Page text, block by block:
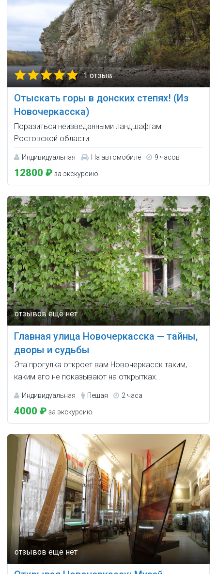
1 отзыв
Отыскать горы в донских степях! (Из
Новочеркасска)
Поразиться неизведанными ландшафтам
Ростовской области.
Индивидуальная На автомобиле 9 часов
12800 ₽ за экскурсию
Главная улица Новочеркасска — тайны,
дворы и судьбы
Эта прогулка откроет вам Новочеркасск таким,
каким его не показывают на открытках.
Индивидуальная Пешая 2 часа
4000 ₽ за экскурсию